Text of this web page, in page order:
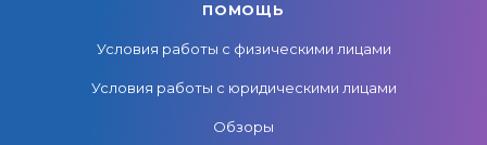
ПОМОЩЬ
Условия работы с физическими лицами
Условия работы с юридическими лицами
Обзоры